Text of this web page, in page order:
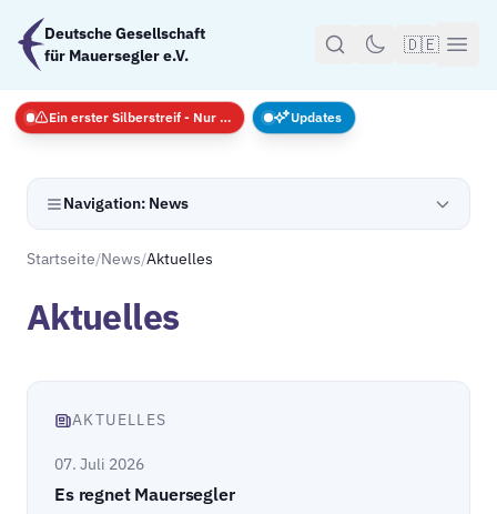
Zum Hauptinhalt springen
Deutsche Gesellschaft
für Mauersegler e.V.
🇩🇪
Navigation: News
Startseite/News/Aktuelles
Aktuelles
AKTUELLES
07. Juli 2026
Es regnet Mauersegler
Ein erster Silberstreif - Nur Notfälle Updates